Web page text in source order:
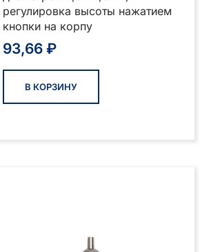
регулировка высоты нажатием
кнопки на корпу
93,66₽
В КОРЗИНУ